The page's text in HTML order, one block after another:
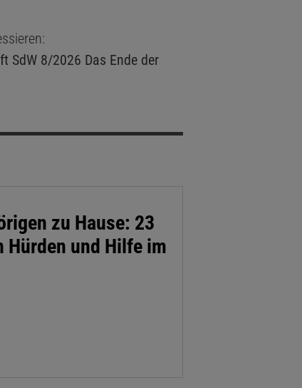
SdW 8/2026 Das Ende der
zu Hause: 23
Hürden und Hilfe im